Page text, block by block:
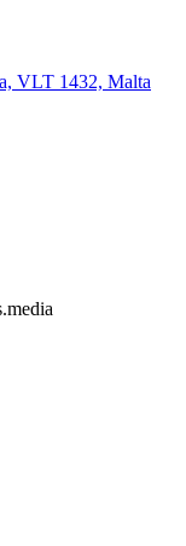
VLT 1432, Malta